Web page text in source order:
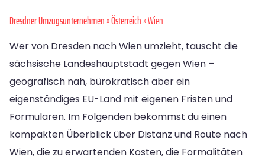
Dresdner Umzugsunternehmen»Österreich» Wien
Wer von Dresden nach Wien umzieht, tauscht die
sächsische Landeshauptstadt gegen Wien –
geografisch nah, bürokratisch aber ein
eigenständiges EU-Land mit eigenen Fristen und
Formularen. Im Folgenden bekommst du einen
kompakten Überblick über Distanz und Route nach
Wien, die zu erwartenden Kosten, die Formalitäten